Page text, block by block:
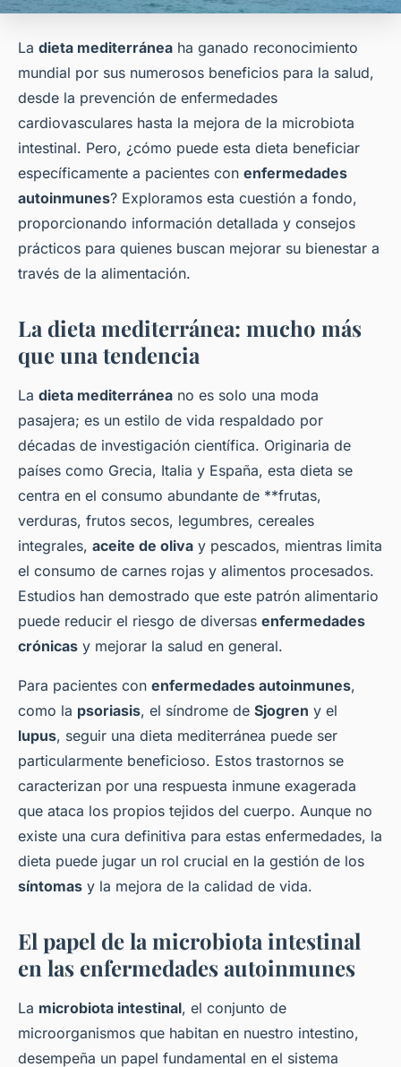
La dieta mediterránea ha ganado reconocimiento
mundial por sus numerosos beneficios para la salud,
desde la prevención de enfermedades
cardiovasculares hasta la mejora de la microbiota
intestinal. Pero, ¿cómo puede esta dieta beneficiar
específicamente a pacientes con enfermedades
autoinmunes? Exploramos esta cuestión a fondo,
proporcionando información detallada y consejos
prácticos para quienes buscan mejorar su bienestar a
través de la alimentación.
La dieta mediterránea: mucho más
que una tendencia
La dieta mediterránea no es solo una moda
pasajera; es un estilo de vida respaldado por
décadas de investigación científica. Originaria de
países como Grecia, Italia y España, esta dieta se
centra en el consumo abundante de **frutas,
verduras, frutos secos, legumbres, cereales
integrales, aceite de oliva y pescados, mientras limita
el consumo de carnes rojas y alimentos procesados.
Estudios han demostrado que este patrón alimentario
puede reducir el riesgo de diversas enfermedades
crónicas y mejorar la salud en general.
Para pacientes con enfermedades autoinmunes,
como la psoriasis, el síndrome de Sjogren y el
lupus, seguir una dieta mediterránea puede ser
particularmente beneficioso. Estos trastornos se
caracterizan por una respuesta inmune exagerada
que ataca los propios tejidos del cuerpo. Aunque no
existe una cura definitiva para estas enfermedades, la
dieta puede jugar un rol crucial en la gestión de los
síntomas y la mejora de la calidad de vida.
El papel de la microbiota intestinal
en las enfermedades autoinmunes
La microbiota intestinal, el conjunto de
microorganismos que habitan en nuestro intestino,
desempeña un papel fundamental en el sistema